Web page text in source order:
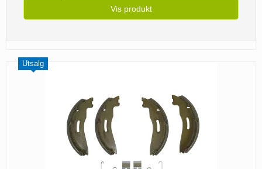
Vis produkt
Utsalg